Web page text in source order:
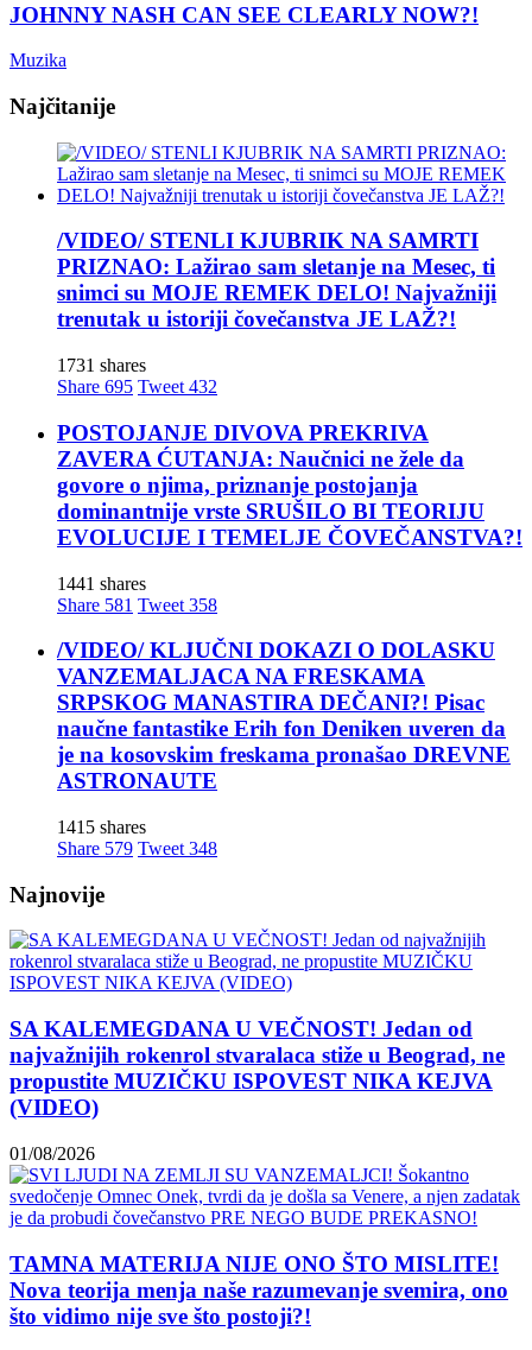
JOHNNY NASH CAN SEE CLEARLY NOW?!
Muzika
Najčitanije
/VIDEO/ STENLI KJUBRIK NA SAMRTI
PRIZNAO: Lažirao sam sletanje na Mesec, ti
snimci su MOJE REMEK DELO! Najvažniji
trenutak u istoriji čovečanstva JE LAŽ?!
1731 shares
Share 695 Tweet 432
POSTOJANJE DIVOVA PREKRIVA
ZAVERA ĆUTANJA: Naučnici ne žele da
govore o njima, priznanje postojanja
dominantnije vrste SRUŠILO BI TEORIJU
EVOLUCIJE I TEMELJE ČOVEČANSTVA?!
1441 shares
Share 581 Tweet 358
/VIDEO/ KLJUČNI DOKAZI O DOLASKU
VANZEMALJACA NA FRESKAMA
SRPSKOG MANASTIRA DEČANI?! Pisac
naučne fantastike Erih fon Deniken uveren da
je na kosovskim freskama pronašao DREVNE
ASTRONAUTE
1415 shares
Share 579 Tweet 348
Najnovije
SA KALEMEGDANA U VEČNOST! Jedan od
najvažnijih rokenrol stvaralaca stiže u Beograd, ne
propustite MUZIČKU ISPOVEST NIKA KEJVA
(VIDEO)
01/08/2026
TAMNA MATERIJA NIJE ONO ŠTO MISLITE!
Nova teorija menja naše razumevanje svemira, ono
što vidimo nije sve što postoji?!